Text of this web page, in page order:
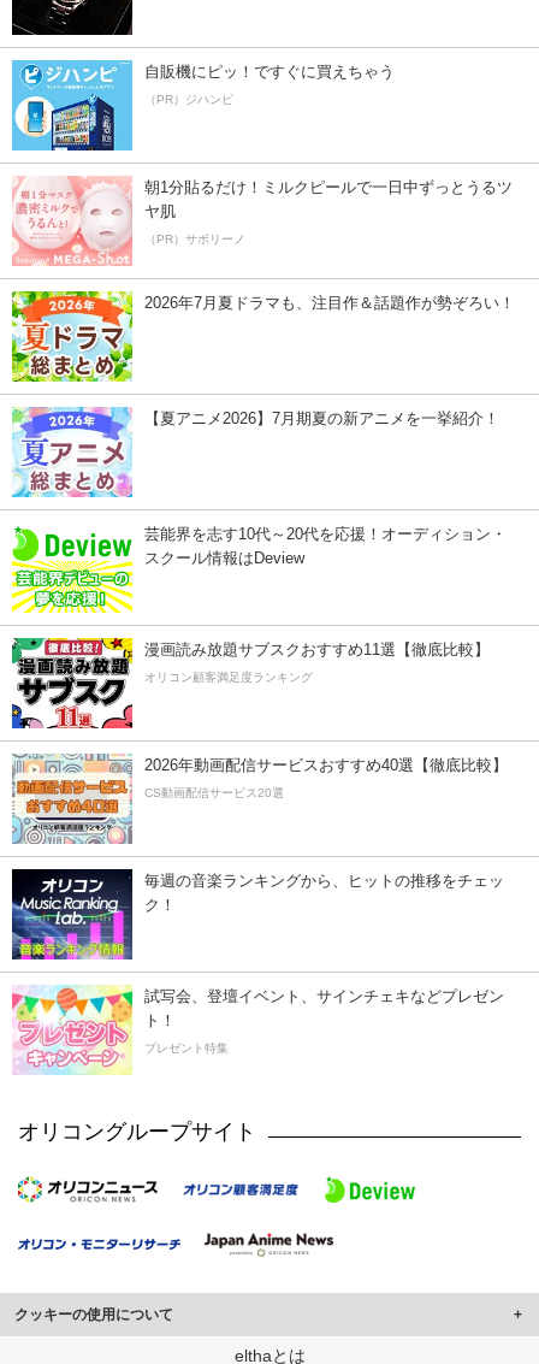
自販機にピッ！ですぐに買えちゃう
（PR）ジハンピ
朝1分貼るだけ！ミルクピールで一日中ずっとうるツ
ヤ肌
（PR）サボリーノ
2026年7月夏ドラマも、注目作＆話題作が勢ぞろい！
【夏アニメ2026】7月期夏の新アニメを一挙紹介！
芸能界を志す10代～20代を応援！オーディション・
スクール情報はDeview
漫画読み放題サブスクおすすめ11選【徹底比較】
オリコン顧客満足度ランキング
2026年動画配信サービスおすすめ40選【徹底比較】
CS動画配信サービス20選
毎週の音楽ランキングから、ヒットの推移をチェッ
ク！
試写会、登壇イベント、サインチェキなどプレゼン
ト！
プレゼント特集
オリコングループサイト
クッキーの使用について
このサイトでは Cookie を使用して、ユーザーに合わせたコンテンツや広告の
elthaとは